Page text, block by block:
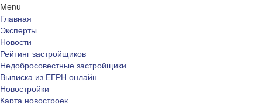
Menu
Главная
Эксперты
Новости
Рейтинг застройщиков
Недобросовестные застройщики
Выписка из ЕГРН онлайн
Новостройки
Карта новостроек